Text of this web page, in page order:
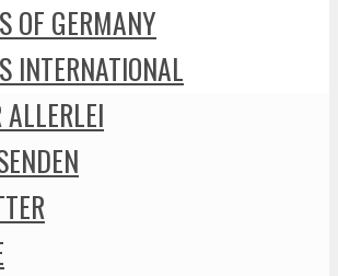
OF GERMANY
INTERNATIONAL